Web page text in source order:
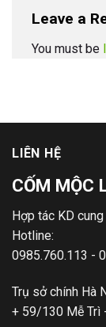
Leave a
You must be
LIÊN HỆ
CỐM MỘC
Hợp tác KD
Hotline:
0985.760.113 -
Trụ sở chính Hà
+ 59/130 Mễ Trì